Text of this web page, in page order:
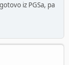
iz PGSa, pa